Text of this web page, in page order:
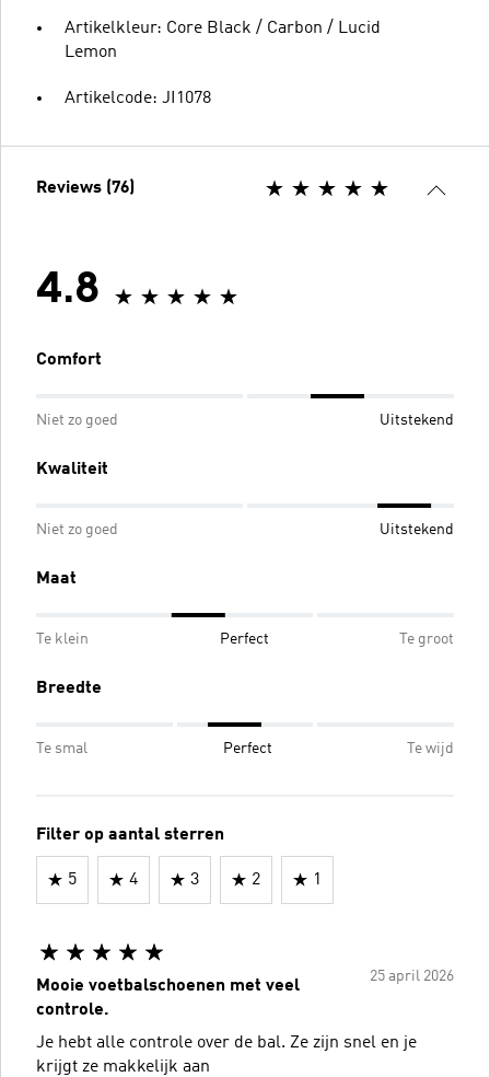
Artikelkleur: Core Black / Carbon / Lucid
Lemon
Artikelcode: JI1078
Reviews (76)
4.8
Comfort
Niet zo goed Uitstekend
Kwaliteit
Niet zo goed Uitstekend
Maat
Te klein Perfect Te groot
Breedte
Te smal Perfect Te wijd
Filter op aantal sterren
5 4 3 2 1
25 april 2026
Mooie voetbalschoenen met veel
controle.
Je hebt alle controle over de bal. Ze zijn snel en je
krijgt ze makkelijk aan